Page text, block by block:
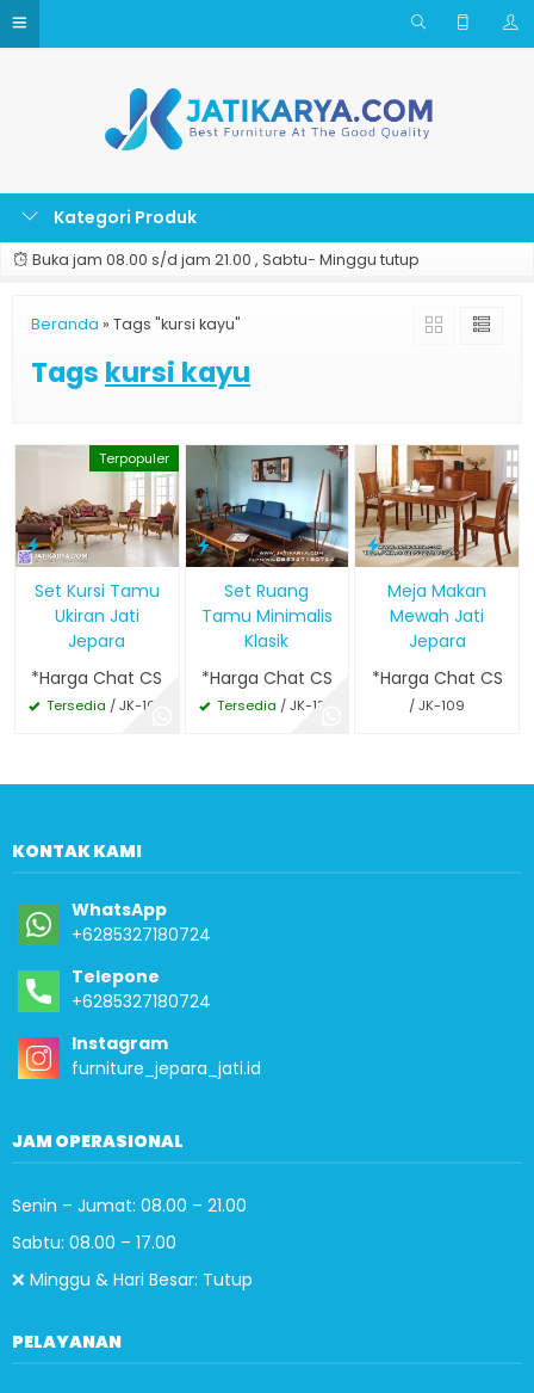
Kategori Produk
Buka jam 08.00 s/d jam 21.00 , Sabtu- Minggu tutup
Beranda » Tags "kursi kayu"
Tags kursi kayu
Terpopuler
Set Kursi Tamu
Ukiran Jati
Jepara
*Harga Chat CS
Tersedia / JK-106
Set Ruang
Tamu Minimalis
Klasik
*Harga Chat CS
Tersedia / JK-132
Meja Makan
Mewah Jati
Jepara
*Harga Chat CS
/ JK-109
KONTAK KAMI
WhatsApp
+6285327180724
Telepone
+6285327180724
Instagram
furniture_jepara_jati.id
JAM OPERASIONAL
Senin – Jumat: 08.00 – 21.00
Sabtu: 08.00 – 17.00
❌ Minggu & Hari Besar: Tutup
PELAYANAN